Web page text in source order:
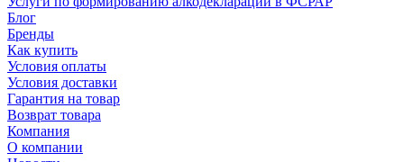
Блог
Бренды
Как купить
Условия оплаты
Условия доставки
Гарантия на товар
Возврат товара
Компания
О компании